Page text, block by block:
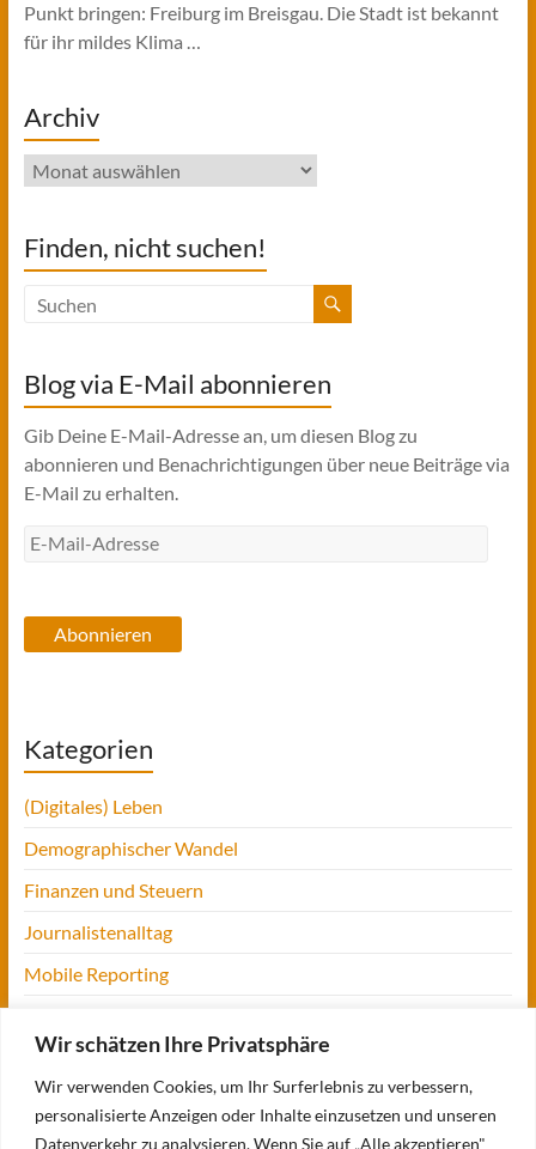
Wir schätzen Ihre Privatsphäre
Wir verwenden Cookies, um Ihr Surferlebnis zu verbessern,
personalisierte Anzeigen oder Inhalte einzusetzen und unseren
Datenverkehr zu analysieren. Wenn Sie auf „Alle akzeptieren"
Punkt bringen: Freiburg im Breisgau. Die Stadt ist bekannt
für ihr mildes Klima …
Archiv
Archiv
Finden, nicht suchen!
Blog via E-Mail abonnieren
Gib Deine E-Mail-Adresse an, um diesen Blog zu
abonnieren und Benachrichtigungen über neue Beiträge via
E-Mail zu erhalten.
E-
Abonnieren
Kategorien
(Digitales) Leben
Demographischer Wandel
Finanzen und Steuern
Journalistenalltag
Mobile Reporting
Tansania
UofM
Verbraucherjournalismus